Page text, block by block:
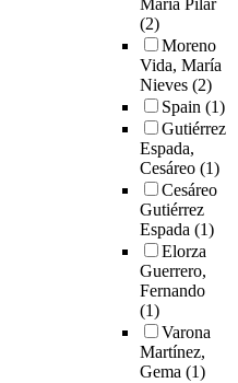
María Pilar
(2)
Moreno
Vida, María
Nieves (2)
Spain (1)
Gutiérrez
Espada,
Cesáreo (1)
Cesáreo
Gutiérrez
Espada (1)
Elorza
Guerrero,
Fernando
(1)
Varona
Martínez,
Gema (1)